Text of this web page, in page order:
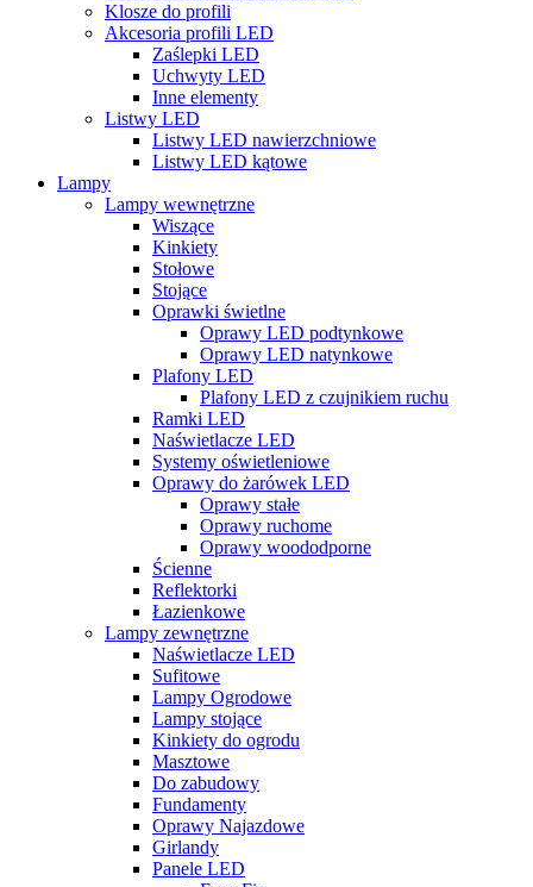
Klosze do profili
Akcesoria profili LED
Zaślepki LED
Uchwyty LED
Inne elementy
Listwy LED
Listwy LED nawierzchniowe
Listwy LED kątowe
Lampy
Lampy wewnętrzne
Wiszące
Kinkiety
Stołowe
Stojące
Oprawki świetlne
Oprawy LED podtynkowe
Oprawy LED natynkowe
Plafony LED
Plafony LED z czujnikiem ruchu
Ramki LED
Naświetlacze LED
Systemy oświetleniowe
Oprawy do żarówek LED
Oprawy stałe
Oprawy ruchome
Oprawy woododporne
Ścienne
Reflektorki
Łazienkowe
Lampy zewnętrzne
Naświetlacze LED
Sufitowe
Lampy Ogrodowe
Lampy stojące
Kinkiety do ogrodu
Masztowe
Do zabudowy
Fundamenty
Oprawy Najazdowe
Girlandy
Panele LED